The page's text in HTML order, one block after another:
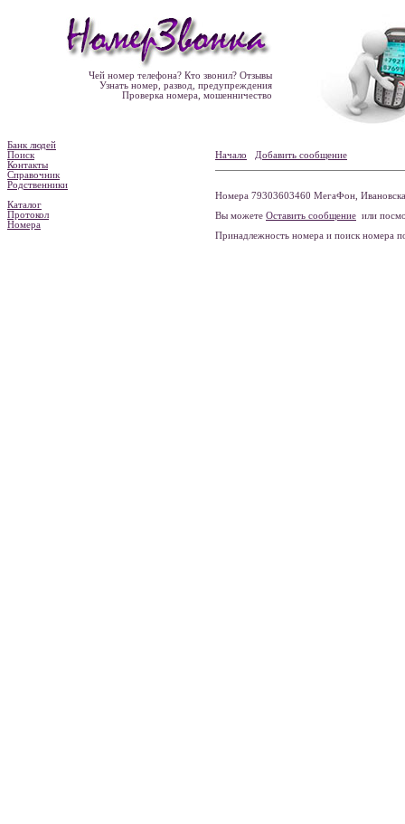
Чей номер телефона? Кто звонил? Отзывы
Узнать номер, развод, предупреждения
Проверка номера, мошенничество
Банк людей
Поиск
Контакты
Справочник
Родственники
Каталог
Протокол
Номера
Начало Добавить сообщение
Номера 79303603460 МегаФон,
Вы можете Оставить сообщение или
Принадлежность номера и поиск номера